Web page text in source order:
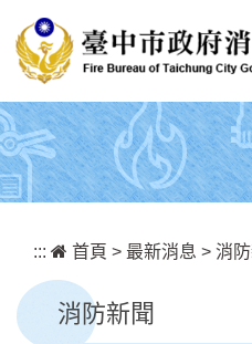
::: 首頁 > 最新消息 > 消
消防新聞